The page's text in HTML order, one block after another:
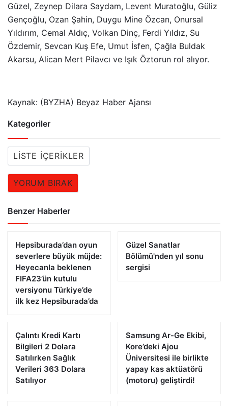
Güzel, Zeynep Dilara Saydam, Levent Muratoğlu, Güliz
Gençoğlu, Ozan Şahin, Duygu Mine Özcan, Onursal
Yıldırım, Cemal Aldıç, Volkan Dinç, Ferdi Yıldız, Su
Özdemir, Sevcan Kuş Efe, Umut İsfen, Çağla Buldak
Akarsu, Alican Mert Pilavcı ve Işık Öztorun rol alıyor.
Kaynak: (BYZHA) Beyaz Haber Ajansı
Kategoriler
LISTE İÇERIKLER
YORUM BIRAK
Benzer Haberler
Hepsiburada’dan oyun
severlere büyük müjde:
Heyecanla beklenen
FIFA23’ün kutulu
versiyonu Türkiye’de
ilk kez Hepsiburada’da
Güzel Sanatlar
Bölümü'nden yıl sonu
sergisi
Çalıntı Kredi Kartı
Bilgileri 2 Dolara
Satılırken Sağlık
Verileri 363 Dolara
Satılıyor
Samsung Ar-Ge Ekibi,
Kore’deki Ajou
Üniversitesi ile birlikte
yapay kas aktüatörü
(motoru) geliştirdi!